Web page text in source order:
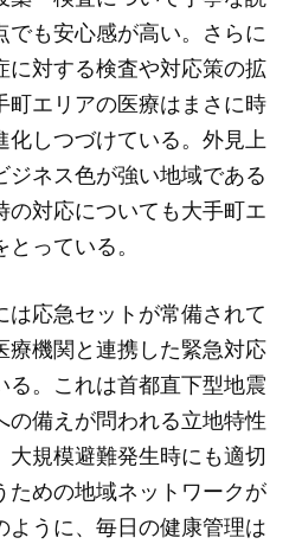
でも安心感が高い。さらに
に対する検査や対応策の拡
町エリアの医療はまさに時
化しつづけている。外見上
ジネス色が強い地域である
の対応についても大手町エ
っている。
は応急セットが常備されて
療機関と連携した緊急対応
る。これは首都直下型地震
の備えが問われる立地特性
大規模避難発生時にも適切
ための地域ネットワークが
ように、毎日の健康管理は